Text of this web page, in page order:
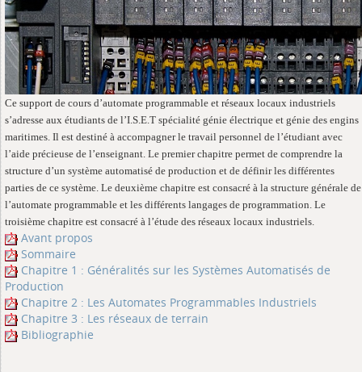
Ce support de cours d’automate programmable et réseaux locaux industriels
s’adresse aux étudiants de l’I.S.E.T spécialité génie électrique et génie des engins
maritimes. Il est destiné à accompagner le travail personnel de l’étudiant avec
l’aide précieuse de l’enseignant. Le premier chapitre permet de comprendre la
structure d’un système automatisé de production et de définir les différentes
parties de ce système. Le deuxième chapitre est consacré à la structure générale de
l’automate programmable et les différents langages de programmation. Le
troisième chapitre est consacré à l’étude des réseaux locaux industriels.
Avant propos
Sommaire
Chapitre 1 : Généralités sur les Systèmes Automatisés de
Production
Chapitre 2 : Les Automates Programmables Industriels
Chapitre 3 : Les réseaux de terrain
Bibliographie